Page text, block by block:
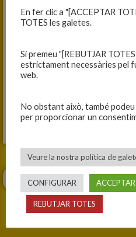
Força mini panteres!!
MINI B FEMENÍ, 37
Fitxa del partit
En fer clic a "[ACCEPTAR
TOTES les galetes.
Si premeu "[REBUTJAR
estrictament necessàries pel
web.
No obstant això, també
per proporcionar un
Veure la nostra política de
CONFIGURAR
REBUTJAR TOTES